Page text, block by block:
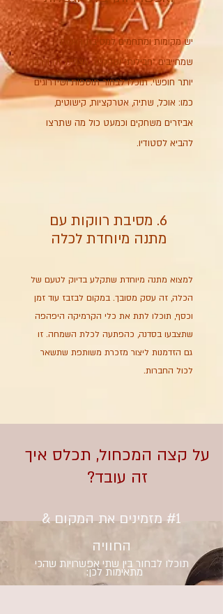
יש מקומות ומתחמים למסיבת רווקות
שמחייבים "חבילות" וספקים. אצלינו, זה הרבה
יותר חופשי. תוכלו לבחור תוספות ושידרוגים
כמו: אוכל, שתיה, אטרקציות, קישוטים,
אביזרים משחקים וכמעט כול מה שתרצו
להביא לסטודיו.
6. מסיבת רווקות עם
מתנה מיוחדת לכלה
למצוא מתנה מיוחדת שתקלע בדיוק לטעם של
הכלה, זה עסק מסובך. במקום לבזבז עוד זמן
וכסף, תוכלו לתת את כלי הקרמיקה היפהפה
שתצבעו בסדנה, כהפתעה לכלת השמחה. זו
גם הזדמנות ליצור מזכרת משותפת שתשאר
לכול החברות.
על קצה המכחול, תכלס איך
זה עובד?
#1 מזמ
ינים את המקום &
החוויה
תוכלו לבחור בין שתי אפשרויות שהכי
מתאימות לכן: